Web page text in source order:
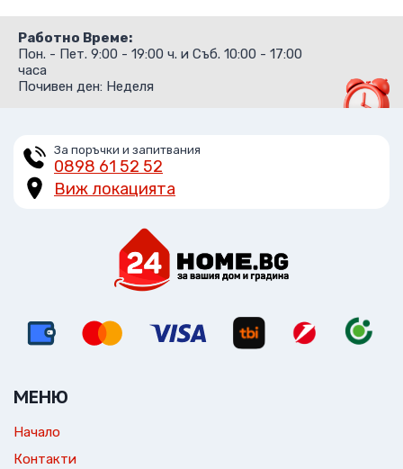
Работно Време:
Пон. - Пет. 9:00 - 19:00 ч. и Съб. 10:00 - 17:00
часа
Почивен ден: Неделя
За поръчки и запитвания
0898 61 52 52
Виж локацията
МЕНЮ
Начало
Контакти